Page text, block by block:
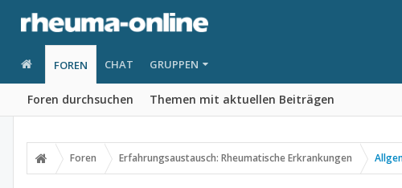
FOREN
Foren durchsuchen Themen mit aktuellen Beiträgen
CHAT GRUPPEN
Foren Erfahrungsaustausch: Rheumatische Erkrankungen